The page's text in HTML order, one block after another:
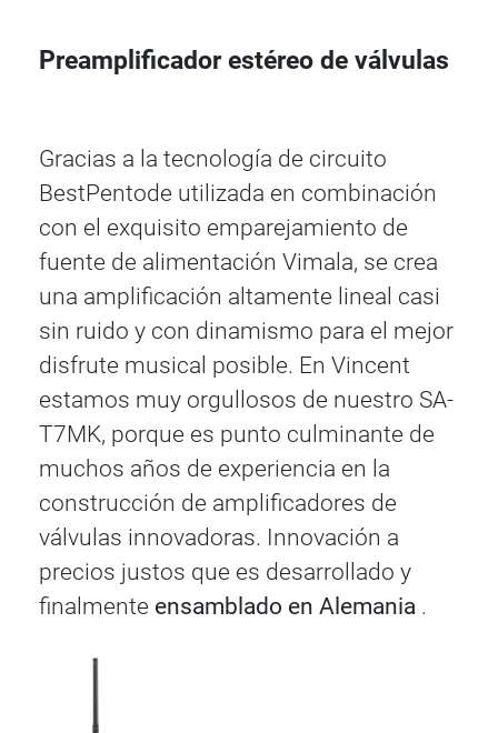
Preamplificador estéreo de válvulas
Gracias a la tecnología de circuito
BestPentode utilizada en combinación
con el exquisito emparejamiento de
fuente de alimentación Vimala, se crea
una amplificación altamente lineal casi
sin ruido y con dinamismo para el mejor
disfrute musical posible. En Vincent
estamos muy orgullosos de nuestro SA-
T7MK, porque es punto culminante de
muchos años de experiencia en la
construcción de amplificadores de
válvulas innovadoras. Innovación a
precios justos que es desarrollado y
finalmente ensamblado en Alemania .